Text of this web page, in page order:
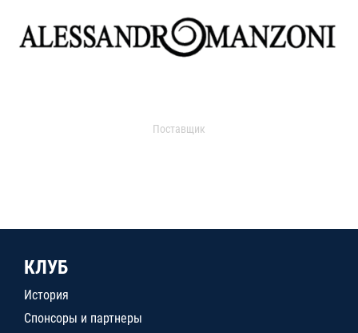
Поставщик
КЛУБ
История
Спонсоры и партнеры